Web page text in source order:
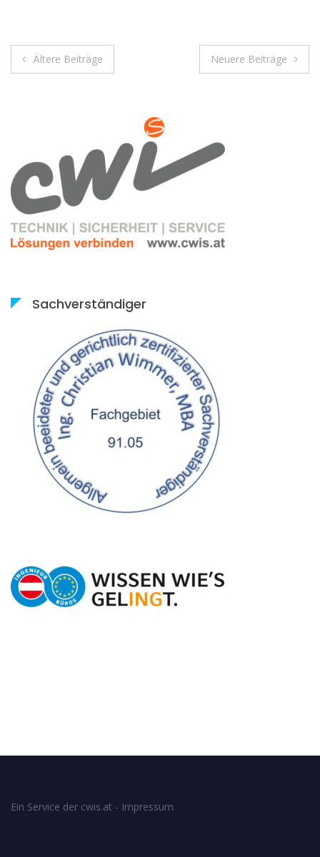
Beitragsnavigation
Ältere Beiträge Neuere Beiträge
Sachverständiger
Ein Service der cwis.at - Impressum